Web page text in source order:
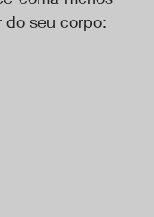
do seu corpo: